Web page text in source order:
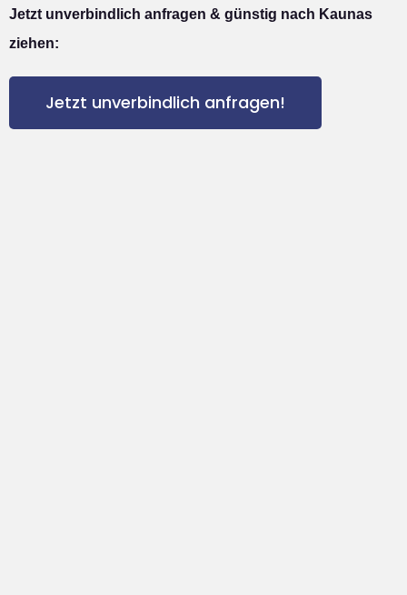
Jetzt unverbindlich anfragen & günstig nach Kaunas
ziehen:
Jetzt unverbindlich anfragen!